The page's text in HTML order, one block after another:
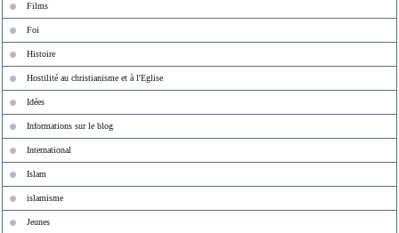
Films
Foi
Histoire
Hostilité au christianisme et à l'Eglise
Idées
Informations sur le blog
International
Islam
islamisme
Jeunes